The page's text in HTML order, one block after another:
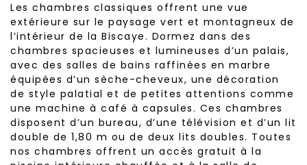
Les chambres classiques offrent une vue
extérieure sur le paysage vert et montagneux de
l’intérieur de la Biscaye. Dormez dans des
chambres spacieuses et lumineuses d’un palais,
avec des salles de bains raffinées en marbre
équipées d’un sèche-cheveux, une décoration
de style palatial et de petites attentions comme
une machine à café à capsules. Ces chambres
disposent d’un bureau, d’une télévision et d’un lit
double de 1,80 m ou de deux lits doubles. Toutes
nos chambres offrent un accès gratuit à la